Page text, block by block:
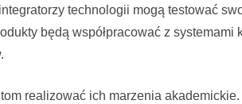
technologii mogą testować
będą współpracować z
realizować ich marzenia